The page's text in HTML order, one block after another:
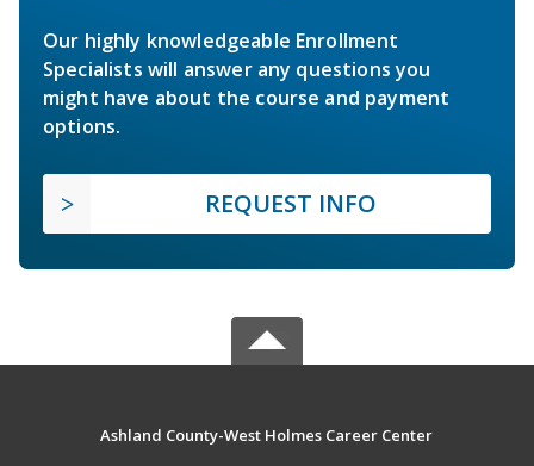
Our highly knowledgeable Enrollment
Specialists will answer any questions you
might have about the course and payment
options.
REQUEST INFO
Ashland County-West Holmes Career Center